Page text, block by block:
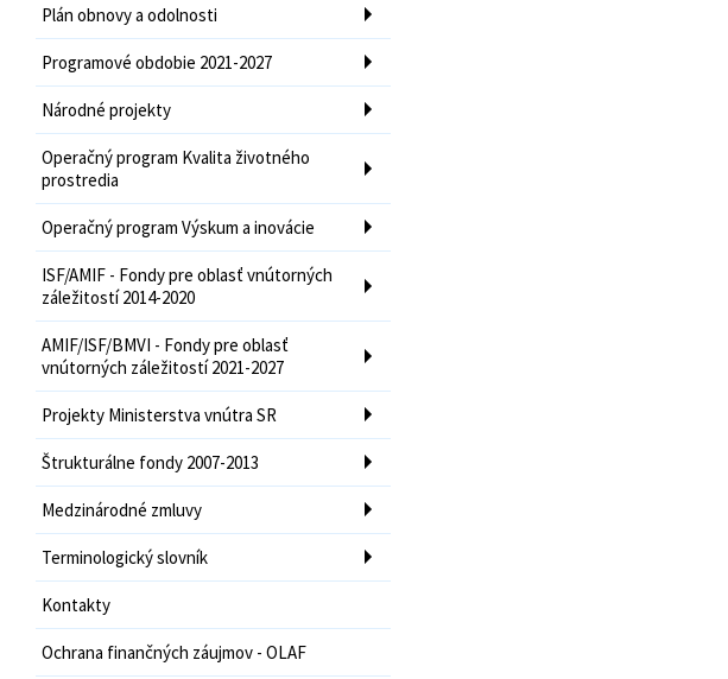
Plán obnovy a odolnosti
Programové obdobie 2021-2027
Národné projekty
Operačný program Kvalita životného
prostredia
Operačný program Výskum a inovácie
ISF/AMIF - Fondy pre oblasť vnútorných
záležitostí 2014-2020
AMIF/ISF/BMVI - Fondy pre oblasť
vnútorných záležitostí 2021-2027
Projekty Ministerstva vnútra SR
Štrukturálne fondy 2007-2013
Medzinárodné zmluvy
Terminologický slovník
Kontakty
Ochrana finančných záujmov - OLAF